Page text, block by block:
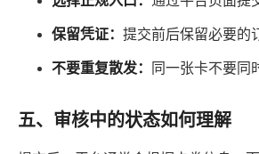
保留凭证：提交前后保留必要的
不要重复散发： 同一张卡不要同
五、审核中的状态如何理解